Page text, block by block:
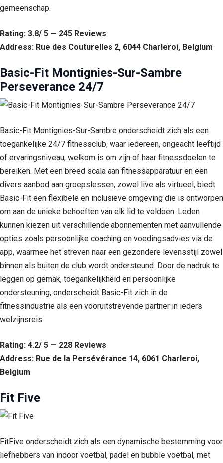
gemeenschap.
Rating: 3.8/ 5 — 245 Reviews
Address: Rue des Couturelles 2, 6044 Charleroi, Belgium
Basic-Fit Montignies-Sur-Sambre
Perseverance 24/7
Basic-Fit Montignies-Sur-Sambre onderscheidt zich als een
toegankelijke 24/7 fitnessclub, waar iedereen, ongeacht leeftijd
of ervaringsniveau, welkom is om zijn of haar fitnessdoelen te
bereiken. Met een breed scala aan fitnessapparatuur en een
divers aanbod aan groepslessen, zowel live als virtueel, biedt
Basic-Fit een flexibele en inclusieve omgeving die is ontworpen
om aan de unieke behoeften van elk lid te voldoen. Leden
kunnen kiezen uit verschillende abonnementen met aanvullende
opties zoals persoonlijke coaching en voedingsadvies via de
app, waarmee het streven naar een gezondere levensstijl zowel
binnen als buiten de club wordt ondersteund. Door de nadruk te
leggen op gemak, toegankelijkheid en persoonlijke
ondersteuning, onderscheidt Basic-Fit zich in de
fitnessindustrie als een vooruitstrevende partner in ieders
welzijnsreis.
Rating: 4.2/ 5 — 228 Reviews
Address: Rue de la Persévérance 14, 6061 Charleroi,
Belgium
Fit Five
FitFive onderscheidt zich als een dynamische bestemming voor
liefhebbers van indoor voetbal, padel en bubble voetbal, met